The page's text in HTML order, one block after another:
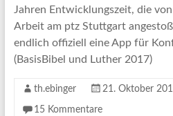
Jahren Entwicklungszeit, die
Arbeit am ptz Stuttgart
endlich offiziell eine App für
(BasisBibel und Luther 2017)
th.ebinger 21. Oktober
15 Kommentare